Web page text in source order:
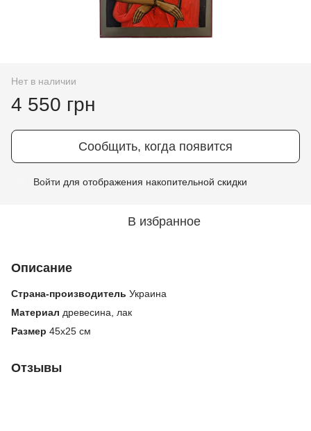
Нет в наличии
4 550 грн
Сообщить, когда появится
Войти для отображения накопительной скидки
В избранное
Описание
Страна-производитель Украина
Материал древесина, лак
Размер 45х25 см
Отзывы